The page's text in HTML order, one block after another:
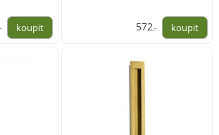
,- 572 ,-